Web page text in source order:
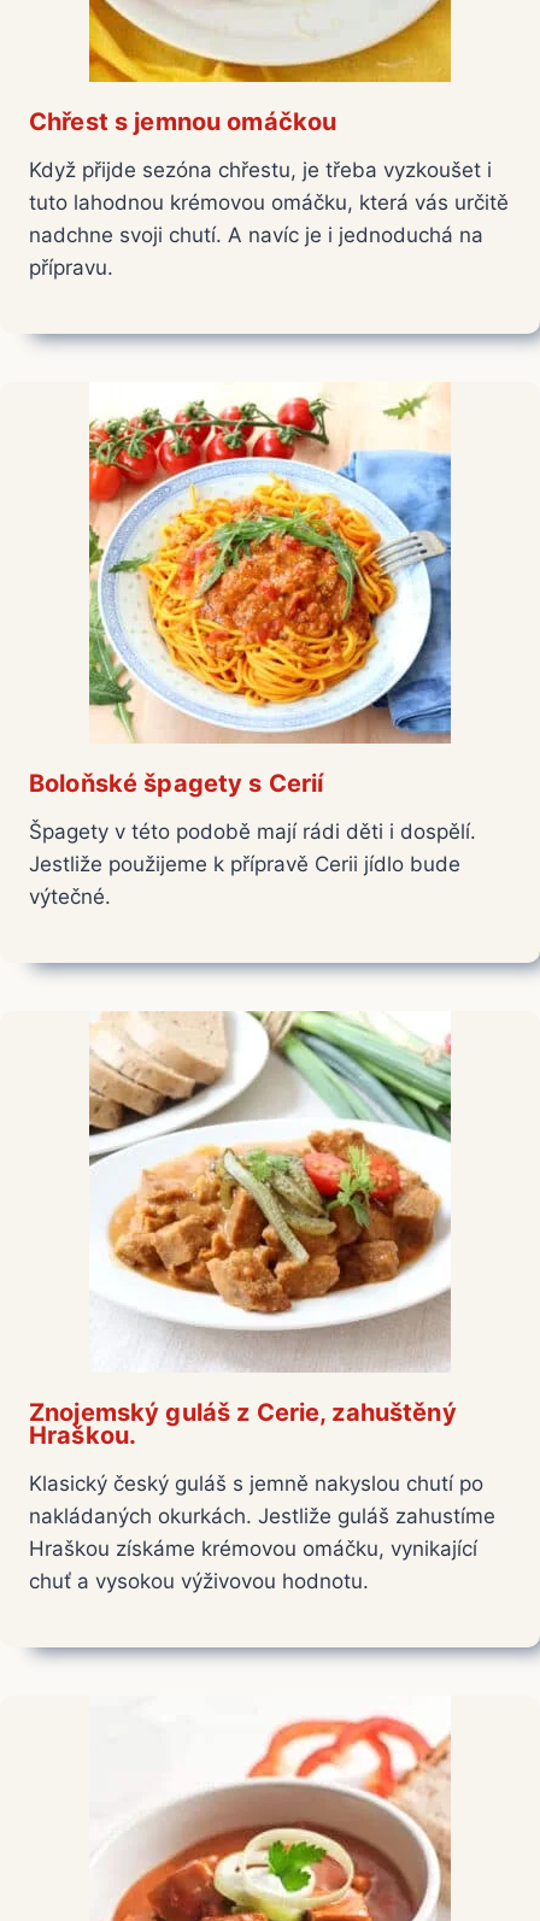
Chřest s jemnou omáčkou
Když přijde sezóna chřestu, je třeba vyzkoušet i
tuto lahodnou krémovou omáčku, která vás určitě
nadchne svoji chutí. A navíc je i jednoduchá na
přípravu.
Boloňské špagety s Cerií
Špagety v této podobě mají rádi děti i dospělí.
Jestliže použijeme k přípravě Cerii jídlo bude
výtečné.
Znojemský guláš z Cerie, zahuštěný
Hraškou.
Klasický český guláš s jemně nakyslou chutí po
nakládaných okurkách. Jestliže guláš zahustíme
Hraškou získáme krémovou omáčku, vynikající
chuť a vysokou výživovou hodnotu.